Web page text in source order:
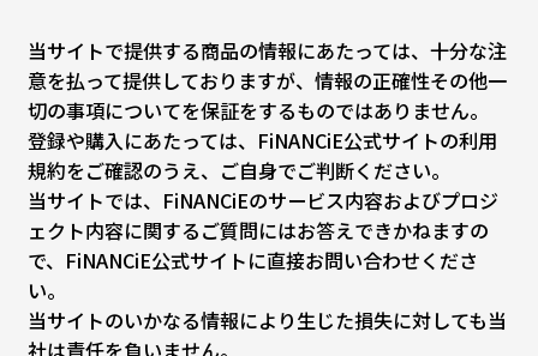
当サイトで提供する商品の情報にあたっては、十分な注
意を払って提供しておりますが、情報の正確性その他一
切の事項についてを保証をするものではありません。
登録や購入にあたっては、FiNANCiE公式サイトの利用
規約をご確認のうえ、ご自身でご判断ください。
当サイトでは、FiNANCiEのサービス内容およびプロジ
ェクト内容に関するご質問にはお答えできかねますの
で、FiNANCiE公式サイトに直接お問い合わせくださ
い。
当サイトのいかなる情報により生じた損失に対しても当